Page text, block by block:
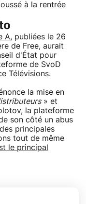
à la rentrée
A, publiées le 26
de Free, aurait
d'État pour
de SvoD
Télévisions.
la mise en
» et
la plateforme
son côté un abus
principales
tout de même
le principal